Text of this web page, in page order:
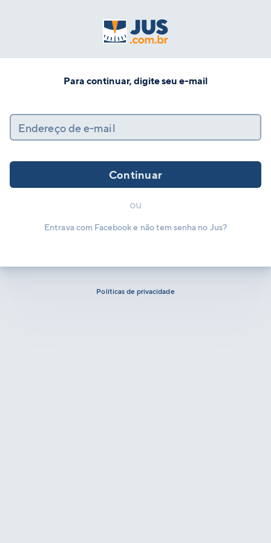
Para continuar, digite seu e-mail
Endereço de e-mail
Continuar
ou
Entrava com Facebook e não tem senha no Jus?
Políticas de privacidade